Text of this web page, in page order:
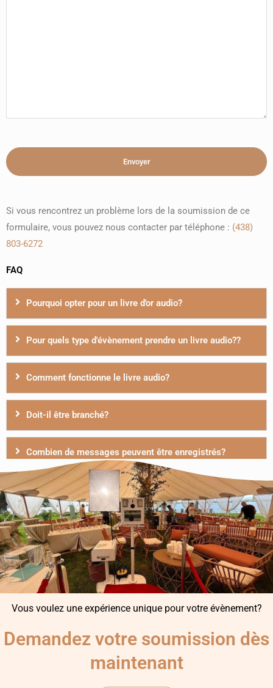
Si vous rencontrez un problème lors de la soumission de ce
formulaire, vous pouvez nous contacter par téléphone : (438)
803-6272
FAQ
Pourquoi opter pour un livre d'or audio?
Pour quels type d'évènement prendre un livre audio??
Comment fonctionne le livre audio?
Doit-il être branché?
Combien de messages peuvent être enregistrés?
Vous voulez une expérience unique pour votre évènement?
Demandez votre soumission dès
maintenant